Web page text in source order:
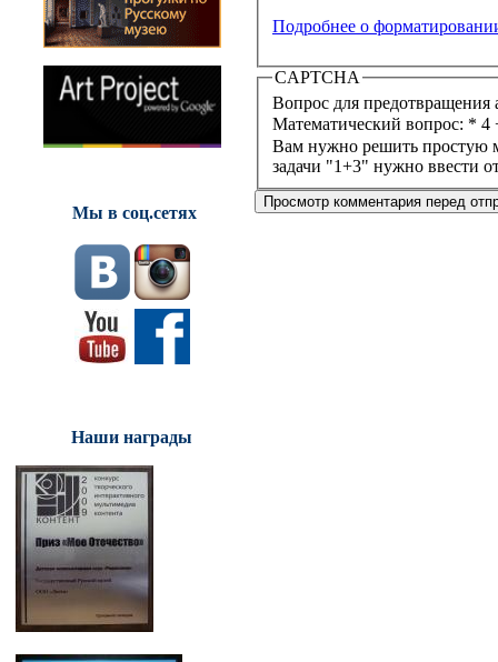
Мы в соц.сетях
Наши награды
Подробнее о
CAPTCHA
Вопрос для предотвращения
Математический вопрос: * 4
Вам нужно решить простую
задачи "1+3" нужно ввести